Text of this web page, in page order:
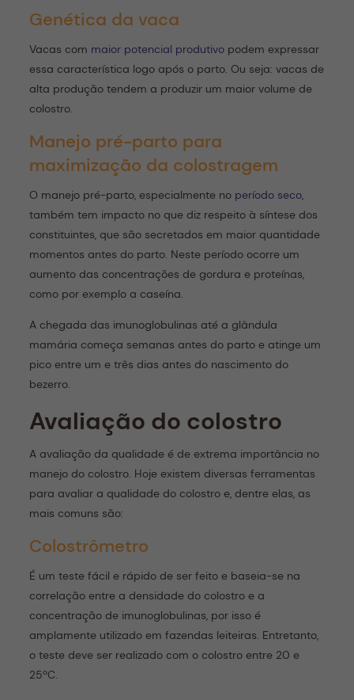
Genética da vaca
Vacas com maior potencial produtivo podem expressar
essa característica logo após o parto. Ou seja: vacas de
alta produção tendem a produzir um maior volume de
colostro.
Manejo pré-parto para
maximização da colostragem
O manejo pré-parto, especialmente no período seco,
também tem impacto no que diz respeito à síntese dos
constituintes, que são secretados em maior quantidade
momentos antes do parto. Neste período ocorre um
aumento das concentrações de gordura e proteínas,
como por exemplo a caseína.
A chegada das imunoglobulinas até a glândula
mamária começa semanas antes do parto e atinge um
pico entre um e três dias antes do nascimento do
bezerro.
Avaliação do colostro
A avaliação da qualidade é de extrema importância no
manejo do colostro. Hoje existem diversas ferramentas
para avaliar a qualidade do colostro e, dentre elas, as
mais comuns são:
Colostrômetro
É um teste fácil e rápido de ser feito e baseia-se na
correlação entre a densidade do colostro e a
concentração de imunoglobulinas, por isso é
amplamente utilizado em fazendas leiteiras. Entretanto,
o teste deve ser realizado com o colostro entre 20 e
25ºC.